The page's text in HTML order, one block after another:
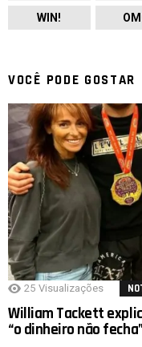
WIN!
VOCÊ PODE GOSTAR
25 Visualizações
William Tackett
“o dinheiro não